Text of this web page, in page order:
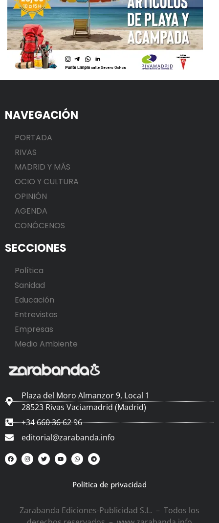
NAVEGACIÓN
PORTADA
RIVAS
MADRID Y MÁS
OCIO Y CULTURA
OPINIÓN
AGENDA
CONÓCENOS
SECCIONES
Política
Sanidad
Educación
Entrevistas
Empresas
Medio Ambiente
Plaza del Moro Almanzor 9, Local 1
28523 Rivas Vaciamadrid (Madrid)
+34 660 36 62 96
editorial@zarabanda.info
Política de privacidad
Zarabanda Ediciones-Publicidad S.L. – Todos los